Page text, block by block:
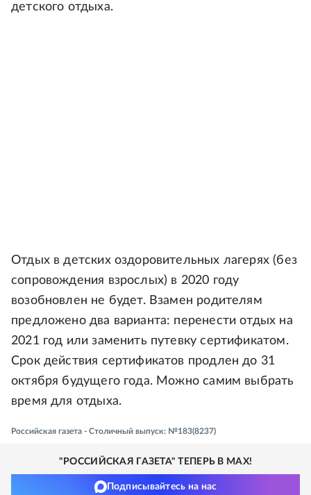
детского отдыха.
Отдых в детских оздоровительных лагерях (без
сопровождения взрослых) в 2020 году
возобновлен не будет. Взамен родителям
предложено два варианта: перенести отдых на
2021 год или заменить путевку сертификатом.
Срок действия сертификатов продлен до 31
октября будущего года. Можно самим выбрать
время для отдыха.
Российская газета - Столичный выпуск: №183(8237)
"РОССИЙСКАЯ ГАЗЕТА" ТЕПЕРЬ В MAX!
Подписывайтесь на нас